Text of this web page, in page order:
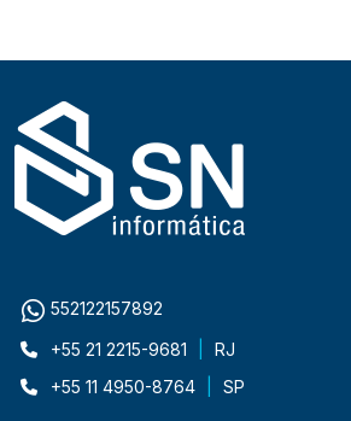
552122157892
+55 21 2215-9681
RJ
+55 11 4950-8764
SP